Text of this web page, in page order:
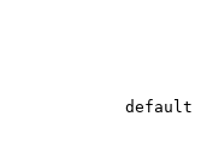
default